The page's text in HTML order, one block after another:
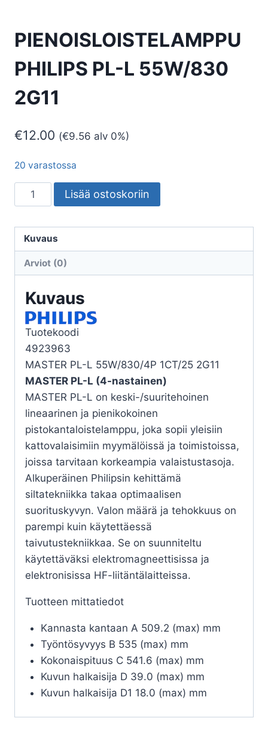
PIENOISLOISTELAMPPU
PHILIPS PL-L 55W/830
2G11
€12.00 (€9.56 alv 0%)
20 varastossa
PIENOISLOISTELAMPPU
PHILIPS
55W/830
2G11
Lisää ostoskoriin
Kuvaus
Arviot (0)
Kuvaus
Tuotekoodi
4923963
MASTER PL-L 55W/830/4P 1CT/25 2G11
MASTER PL-L (4-nastainen)
MASTER PL-L on keski-/suuritehoinen
lineaarinen ja pienikokoinen
pistokantaloistelamppu, joka sopii yleisiin
kattovalaisimiin myymälöissä ja toimistoissa,
joissa tarvitaan korkeampia valaistustasoja.
Alkuperäinen Philipsin kehittämä
siltatekniikka takaa optimaalisen
suorituskyvyn. Valon määrä ja tehokkuus on
parempi kuin käytettäessä
taivutustekniikkaa. Se on suunniteltu
käytettäväksi elektromagneettisissa ja
elektronisissa HF-liitäntälaitteissa.
Tuotteen mittatiedot
Kannasta kantaan A 509.2 (max) mm
Työntösyvyys B 535 (max) mm
Kokonaispituus C 541.6 (max) mm
Kuvun halkaisija D 39.0 (max) mm
Kuvun halkaisija D1 18.0 (max) mm